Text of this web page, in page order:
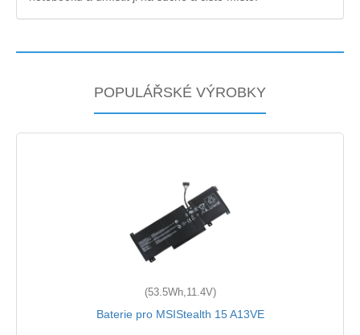
POPULÁŘSKÉ VÝROBKY
(53.5Wh,11.4V)
Baterie pro MSIStealth 15 A13VE